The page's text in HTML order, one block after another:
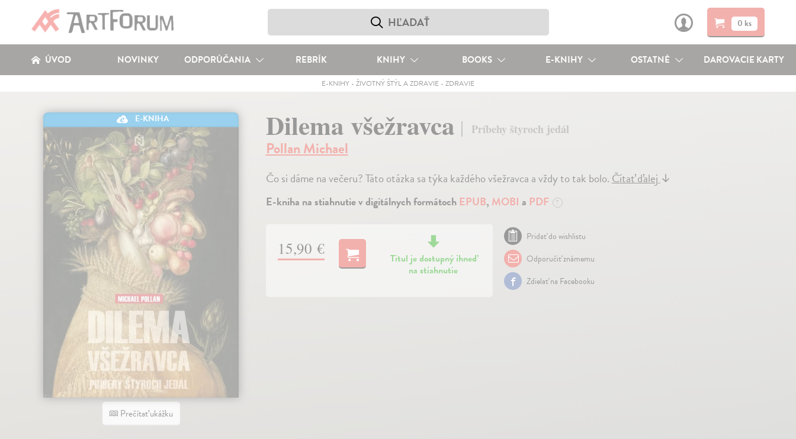
0 ks
ÚVOD NOVINKY ODPORÚČANIA REBRÍK KNIHY BOOKS E-KNIHY OSTATNÉ DAROVACIE KARTY
E-KNIHY- ŽIVOTNÝ ŠTÝL A ZDRAVIE- ZDRAVIE
E-KNIHA
Prečítať ukážku
Dilema všežravca Príbehy štyroch jedál
Pollan Michael
Čo si dáme na večeru? Táto otázka sa týka každého všežravca a vždy to tak bolo.Čítať ďalej↓
E-kniha na stiahnutie v digitálnych formátoch EPUB, MOBI a PDF ?
15,90 €
Titul je dostupný ihneď
na stiahnutie
Pridať do wishlistu
Odporučiť známemu
Zdielať na Facebooku